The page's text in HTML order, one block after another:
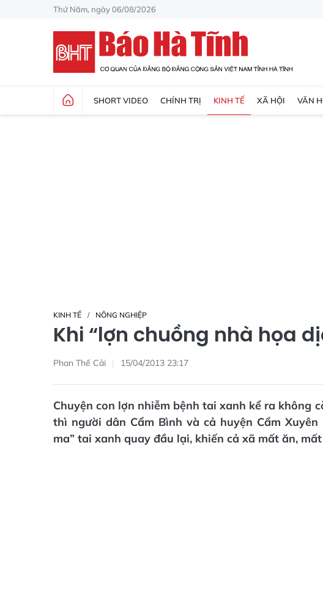
Thứ Năm, ngày 06/08/2026
SHORT VIDEO CHÍNH TRỊ KINH TẾ XÃ HỘI VĂN
KINH TẾ NÔNG NGHIỆP
Khi “lợn chuồng nhà họa
Phan Thế Cải 15/04/2013 23:17
Chuyện con lợn nhiễm bệnh tai xanh kể ra không
thì người dân Cẩm Bình và cả huyện Cẩm
ma” tai xanh quay đầu lại, khiến cả xã mất ăn, mất